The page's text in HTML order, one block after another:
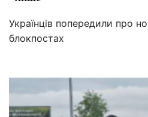
Українців попередили про
блокпостах